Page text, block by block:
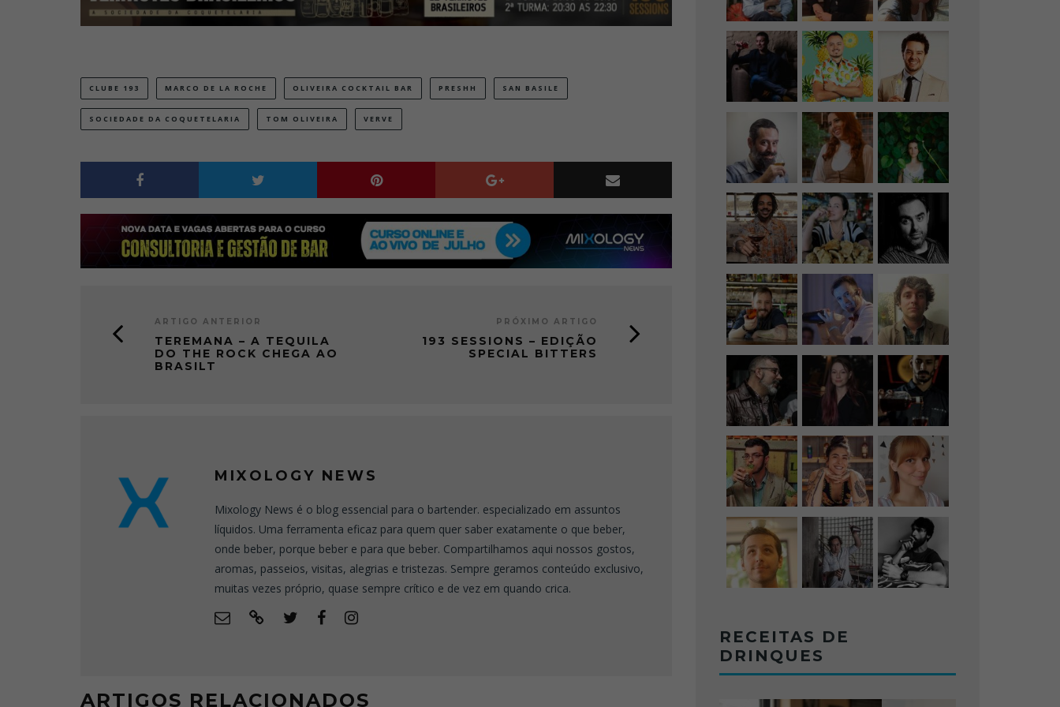
CLUBE 193 MARCO DE LA ROCHE OLIVEIRA COCKTAIL BAR PRESHH SAN BASILE
SOCIEDADE DA COQUETELARIA TOM OLIVEIRA VERVE
ARTIGO ANTERIOR
TEREMANA – A TEQUILA
DO THE ROCK CHEGA AO
BRASILT
PRÓXIMO ARTIGO
193 SESSIONS – EDIÇÃO
SPECIAL BITTERS
MIXOLOGY NEWS
Mixology News é o blog essencial para o bartender. especializado em assuntos
líquidos. Uma ferramenta eficaz para quem quer saber exatamente o que beber,
onde beber, porque beber e para que beber. Compartilhamos aqui nossos gostos,
aromas, passeios, visitas, alegrias e tristezas. Sempre geramos conteúdo exclusivo,
muitas vezes próprio, quase sempre crítico e de vez em quando crica.
ARTIGOS RELACIONADOS
RECEITAS DE
DRINQUES